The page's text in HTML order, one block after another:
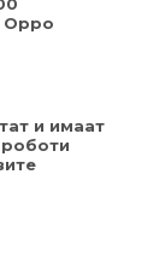
Oppo
и имаат